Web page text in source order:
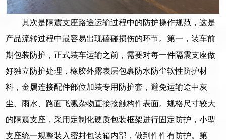
其次是隔震支座路途运输过程中的防护操作规范，这是
产品流转过程中最容易出现磕碰损伤的环节。第一，装车前
期包装防护，正式装车运输之前，需要对每一件隔震支座做
好独立防护处理，橡胶外露表层包裹防水防尘软性防护材
料，金属连接配件部位加装专用防护套，避免运输途中灰
尘、雨水、路面飞溅杂物直接接触构件表面。规格尺寸较大
的隔震支座，采用定制化硬质包装框架进行固定防护，小型
支座统一规整装入密封包装箱内部，做到件件有防护。第